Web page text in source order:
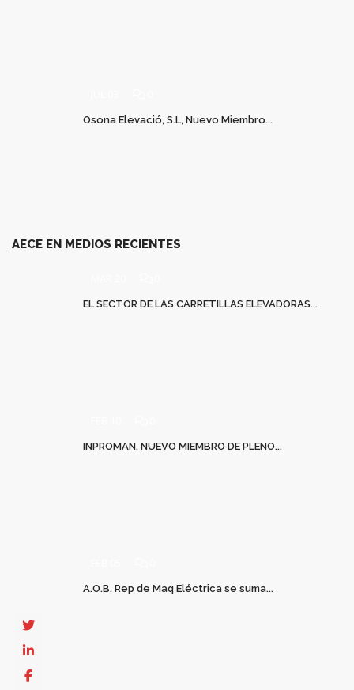
Osona Elevació, S.L, Nuevo Miembro...
AECE EN MEDIOS RECIENTES
EL SECTOR DE LAS CARRETILLAS ELEVADORAS...
INPROMAN, NUEVO MIEMBRO DE PLENO...
A.O.B. Rep de Maq Eléctrica se suma...